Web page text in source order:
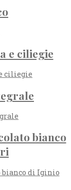
e ciliegie
bianco